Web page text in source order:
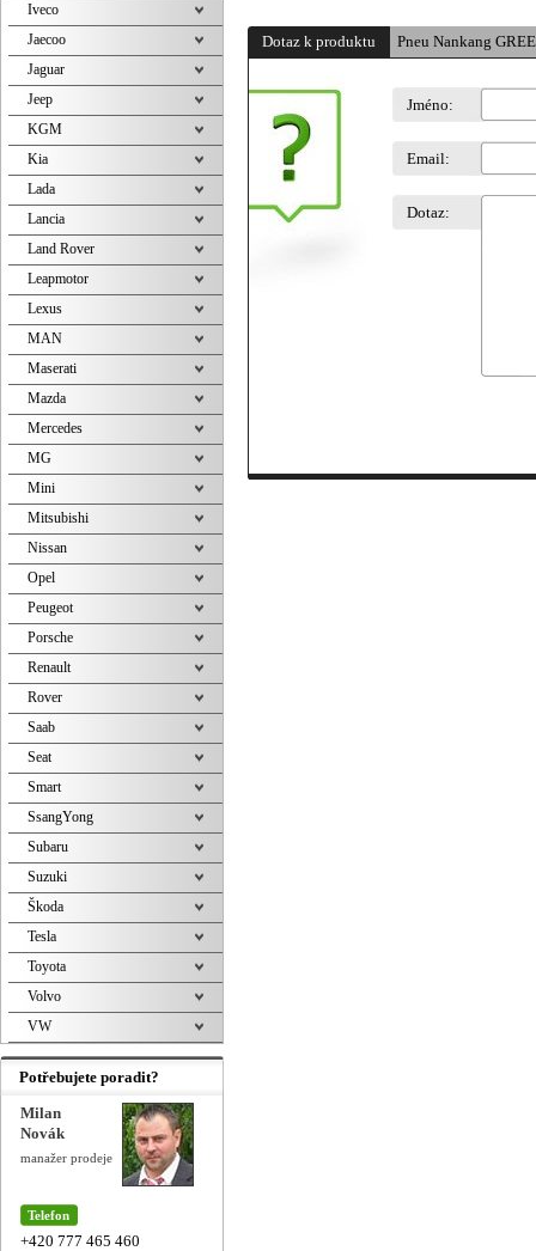
Dotaz k produktu Pneu Nankang
Jméno:
Email:
Dotaz:
Iveco
Jaecoo
Jaguar
Jeep
KGM
Kia
Lada
Lancia
Land Rover
Leapmotor
Lexus
MAN
Maserati
Mazda
Mercedes
MG
Mini
Mitsubishi
Nissan
Opel
Peugeot
Porsche
Renault
Rover
Saab
Seat
Smart
SsangYong
Subaru
Suzuki
Škoda
Tesla
Toyota
Volvo
VW
Potřebujete poradit?
Milan
Novák
manažer prodeje
Telefon
+420 777 465 460